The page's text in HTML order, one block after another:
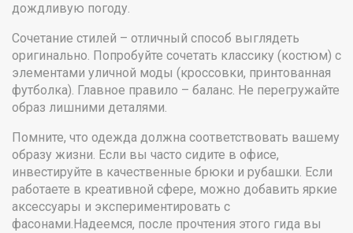
дождливую погоду.
Сочетание стилей – отличный способ выглядеть
оригинально. Попробуйте сочетать классику (костюм) с
элементами уличной моды (кроссовки, принтованная
футболка). Главное правило – баланс. Не перегружайте
образ лишними деталями.
Помните, что одежда должна соответствовать вашему
образу жизни. Если вы часто сидите в офисе,
инвестируйте в качественные брюки и рубашки. Если
работаете в креативной сфере, можно добавить яркие
аксессуары и экспериментировать с
фасонами.Надеемся, после прочтения этого гида вы